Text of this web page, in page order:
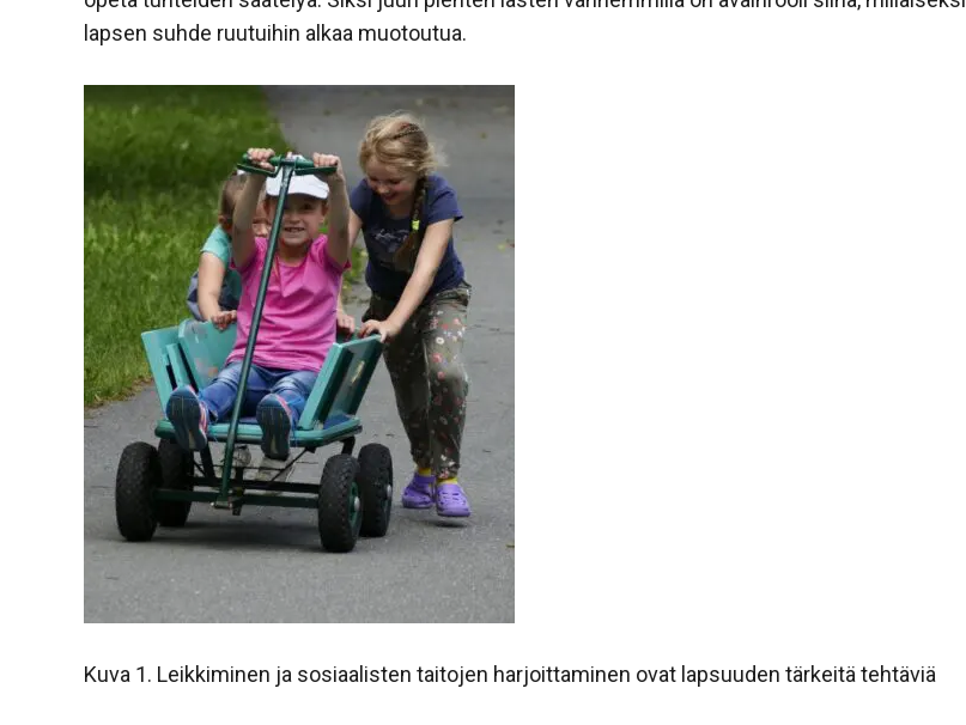
lapsen suhde ruutuihin alkaa muotoutua.
Kuva 1. Leikkiminen ja sosiaalisten taitojen harjoittaminen ovat lapsuuden tärkeitä tehtäviä